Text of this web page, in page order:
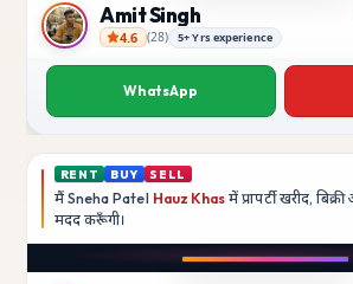
Amit Singh
Amit Singh
4.6 (28) 5+ Yrs experience
WhatsApp
RENT BUY SELL
मैं Sneha Patel Hauz Khas में प्रापर्टी खरीद,
मददकरूँगी।